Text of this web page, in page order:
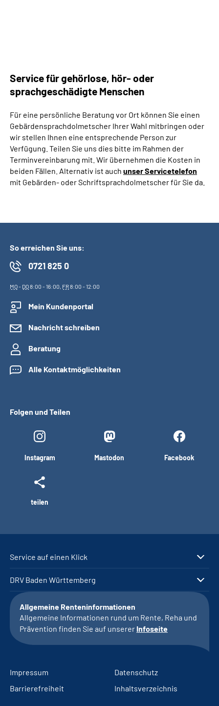
Service für gehörlose, hör- oder
sprachgeschädigte Menschen
Für eine persönliche Beratung vor Ort können Sie einen
Gebärdensprachdolmetscher Ihrer Wahl mitbringen oder
wir stellen Ihnen eine entsprechende Person zur
Verfügung. Teilen Sie uns dies bitte im Rahmen der
Terminvereinbarung mit. Wir übernehmen die Kosten in
beiden Fällen. Alternativ ist auch unser Servicetelefon
mit Gebärden- oder Schriftsprachdolmetscher für Sie da.
So erreichen Sie uns:
0721 825 0
MO- DO8:00 - 16:00, FR8:00 - 12:00
Mein Kundenportal
Nachricht schreiben
Beratung
Alle Kontaktmöglichkeiten
Folgen und Teilen
Instagram Mastodon Facebook
teilen
Service auf einen Klick
DRV Baden Württemberg
Allgemeine Renteninformationen
Allgemeine Informationen rund um Rente, Reha und
Prävention finden Sie auf unserer Infoseite
Impressum
Datenschutz
Barrierefreiheit
Inhaltsverzeichnis